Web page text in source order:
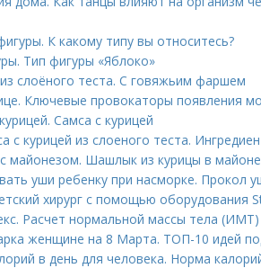
К какому типу вы относитесь?
Тип фигуры «Яблоко»
слоёного теста. С говяжьим фаршем
Ключевые провокаторы появления
Самса с курицей
с курицей из слоеного теста.
майонезом. Шашлык из курицы в
уши ребенку при насморке. Прокол
хирург с помощью оборудования
Расчет нормальной массы тела (ИМТ)
женщине на 8 Марта. ТОП-10 идей
в день для человека. Норма